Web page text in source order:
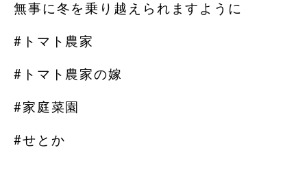
無事に冬を乗り越えられますように
#トマト農家
#トマト農家の嫁
#家庭菜園
#せとか